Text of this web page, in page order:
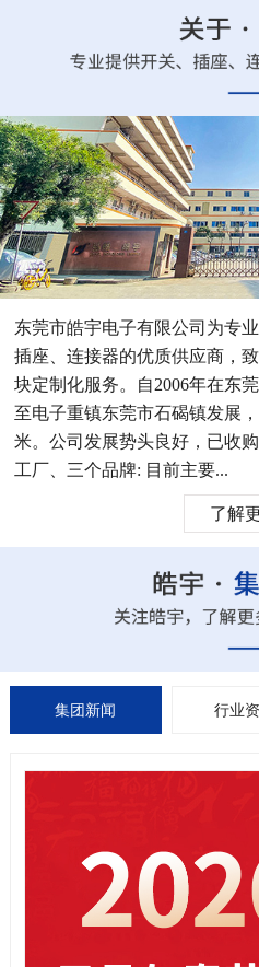
东莞市皓宇电子有限公司为专
插座、连接器的优质供应商，
块定制化服务。自2006年在东
至电子重镇东莞市石碣镇发展
米。公司发展势头良好，已收
工厂、三个品牌: 目前主要...
了解
集团新闻 行业